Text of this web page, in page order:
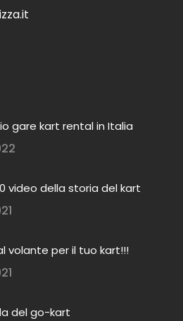
gare kart rental in Italia
video della storia del kart
volante per il tuo kart!!!
del go-kart